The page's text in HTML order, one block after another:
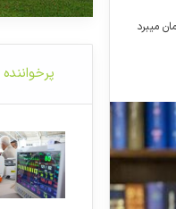
پرخواننده